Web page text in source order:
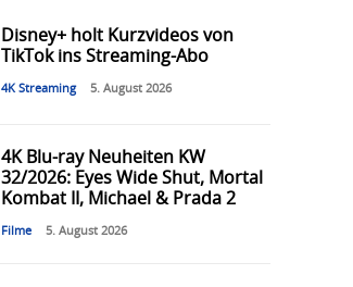
Disney+ holt Kurzvideos von
TikTok ins Streaming-Abo
4K Streaming 5. August 2026
4K Blu-ray Neuheiten KW
32/2026: Eyes Wide Shut, Mortal
Kombat II, Michael & Prada 2
Filme 5. August 2026